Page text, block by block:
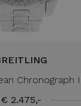
Chronograph
€ 2.475,-